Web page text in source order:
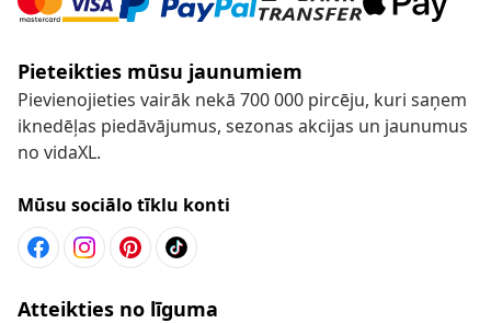
Pieteikties mūsu jaunumiem
Pievienojieties vairāk nekā 700 000 pircēju, kuri saņem
iknedēļas piedāvājumus, sezonas akcijas un jaunumus
no vidaXL.
Mūsu sociālo tīklu konti
Atteikties no līguma